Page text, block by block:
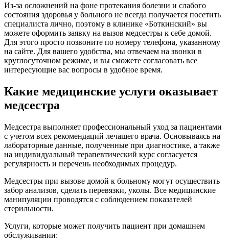
Из-за осложнений на фоне протекания болезни и слабого
состояния здоровья у больного не всегда получается посетить
специалиста лично, поэтому в клинике «Боткинский» вы
можете оформить заявку на вызов медсестры к себе домой.
Для этого просто позвоните по номеру телефона, указанному
на сайте. Для вашего удобства, мы отвечаем на звонки в
круглосуточном режиме, и вы сможете согласовать все
интересующие вас вопросы в удобное время.
Какие медицинские услуги оказывает
медсестра
Медсестра выполняет профессиональный уход за пациентами
с учетом всех рекомендаций лечащего врача. Основываясь на
лабораторные данные, полученные при диагностике, а также
на индивидуальный терапевтический курс согласуется
регулярность и перечень необходимых процедур.
Медсестры при вызове домой к больному могут осуществить
забор анализов, сделать перевязки, уколы. Все медицинские
манипуляции проводятся с соблюдением показателей
стерильности.
Услуги, которые может получить пациент при домашнем
обслуживании: